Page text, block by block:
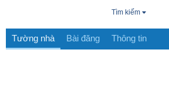
Tìm kiếm
Tường nhà Bài đăng Thông tin